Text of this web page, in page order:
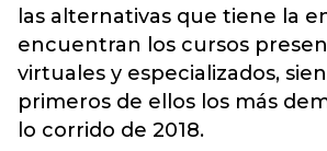
las alternativas que tiene la
encuentran los cursos
virtuales y especializados,
primeros de ellos los más
lo corrido de 2018.